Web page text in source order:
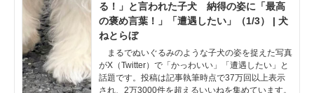
る！」と言われた子犬 納得の姿に「最高
の褒め言葉！」「遭遇したい」（1/3） | 犬
ねとらぼ
まるでぬいぐるみのような子犬の姿を捉えた写真
がX（Twitter）で「かっわいい」「遭遇したい」と
話題です。投稿は記事執筆時点で37万回以上表示
され、2万3000件を超えるいいねを集めています。